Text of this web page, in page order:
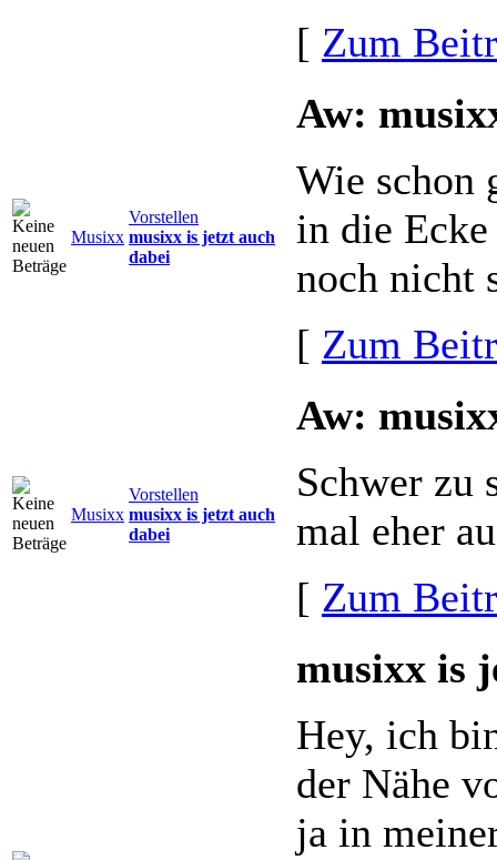
[ Zum
Musixx
Vorstellen
musixx is jetzt auch
dabei
Aw:
Wie schon
in die
noch nicht
[ Zum
Musixx
Vorstellen
musixx is jetzt auch
dabei
Aw:
Schwer zu
mal eher
[ Zum
musixx is
Hey, ich
der Nähe
ja in